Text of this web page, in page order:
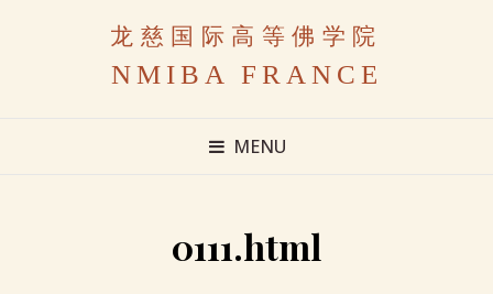
龙慈国际高等佛学院
NMIBA FRANCE
MENU
0111.html